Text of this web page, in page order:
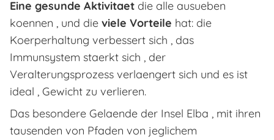
Eine gesunde Aktivitaet die alle ausueben
koennen , und die viele Vorteile hat: die
Koerperhaltung verbessert sich , das
Immunsystem staerkt sich , der
Veralterungsprozess verlaengert sich und es ist
ideal , Gewicht zu verlieren.
Das besondere Gelaende der Insel Elba , mit ihren
tausenden von Pfaden von jeglichem